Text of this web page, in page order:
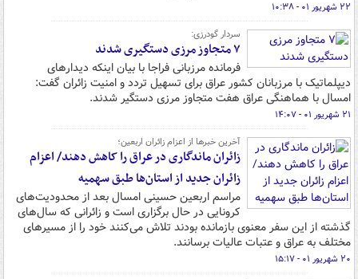
۲۲ شهریور ۰۱ - ۱۰:۳۸
سردار گودرزی:
۷ متجاوز مرزی دستگیری شدند
فرمانده مرزبانی فراجا با بیان اینکه دیدارهای
دیپلماتیک با مرزبانان کشور عراق برای تسهیل تردد و امنیت زائران گفت:
امسال با هماهنگی عراق هفت متجاوز مرزی دستگیر شدند.
۲۱ شهریور ۰۱ - ۱۴:۰۷
آخرین خبرها از اعزام زائران اربعین؛
زائران ماندگاری در عراق را کاهش دهند/ اعزام
زائران جدید از استان‌ها طبق سهمیه
مراسم اربعین حسینی امسال بعد از محدودیت‌های
کرونایی در حال برگزاری است و زائرانی که سال‌های
گذشته از این سفر معنوی بازمانده بودند تلاش می‌کنند خود را از مسیرهای
مختلف به عراق و عتبات عالیات برسانند.
۲۰ شهریور ۰۱ - ۱۵:۱۷